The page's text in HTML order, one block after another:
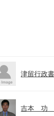
津留行政
吉本 功